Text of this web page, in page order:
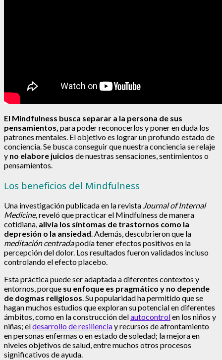
El Mindfulness busca separar a la persona de sus
pensamientos, para poder reconocerlos y poner en duda los
patrones mentales. El objetivo es lograr un profundo estado de
conciencia. Se busca conseguir que nuestra conciencia se relaje
y no elabore juicios de nuestras sensaciones, sentimientos o
pensamientos.
Los beneficios del Mindfulness
Una investigación publicada en la revista Journal of Internal
Medicine,reveló que practicar el Mindfulness de manera
cotidiana, alivia los síntomas de trastornos como la
depresión o la ansiedad. Además, descubrieron que la
meditación centradapodía tener efectos positivos en la
percepción del dolor. Los resultados fueron validados incluso
controlando el efecto placebo.
Esta práctica puede ser adaptada a diferentes contextos y
entornos, porque su enfoque es pragmático y no depende
de dogmas religiosos. Su popularidad ha permitido que se
hagan muchos estudios que exploran su potencial en diferentes
ámbitos, como en la construcción delautocontrolen los niños y
niñas; eldesarrollo de resilienciay recursos de afrontamiento
en personas enfermas o en estado de soledad; la mejora en
niveles objetivos de salud, entre muchos otros procesos
significativos de ayuda.